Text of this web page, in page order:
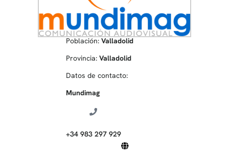
Población: Valladolid
Provincia: Valladolid
Datos de contacto:
Mundimag
+34 983 297 929